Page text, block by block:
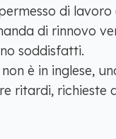
di lavoro
di rinnovo
soddisfatti.
è in inglese,
ritardi, richieste